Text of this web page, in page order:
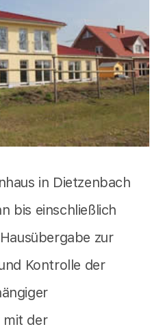
in Dietzenbach
bis einschließlich
zur
Kontrolle der
mit der